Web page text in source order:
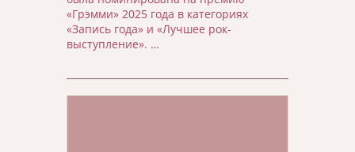
«Грэмми» 2025 года в категориях
«Запись года» и «Лучшее рок-
выступление». …